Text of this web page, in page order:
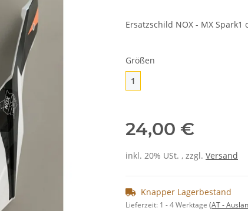
Ersatzschild NOX - MX Spark1
Größen
1
24,00 €
inkl. 20% USt. , zzgl. Versand
Knapper Lagerbestand
Lieferzeit: 1 - 4 Werktage (AT -